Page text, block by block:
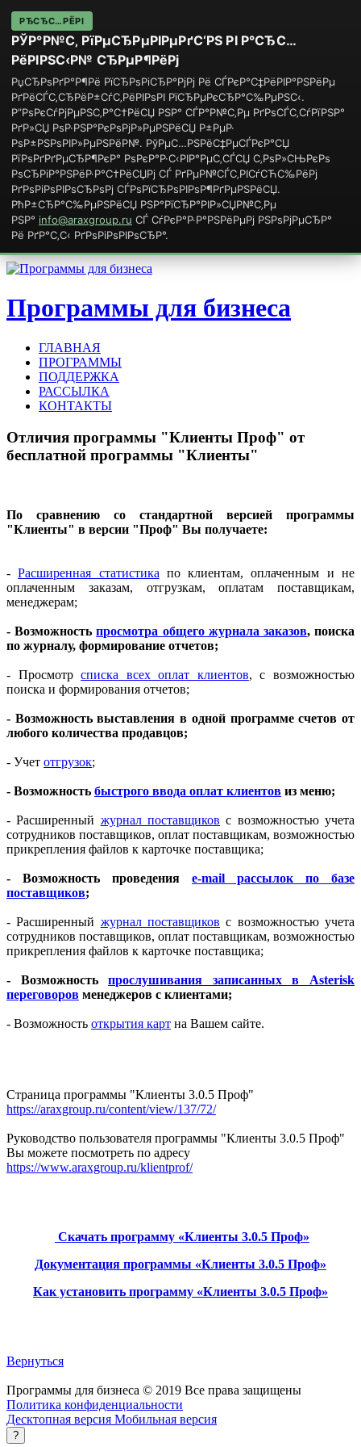
РЂСЂС…РЁРІ
РЎР°Р№С‚ РїРµСЂРµРІРµРґС‘РЅ РІ Р°СЂС…
РёРІРЅС‹Р№ СЂРµР¶РёРј
РџСЂРѕРґР°Р¶Рё РїСЂРѕРіСЂР°РјРј Рё СЃРєР°С‡РёРІР°РЅРёРµ
РґРёСЃС‚СЂРёР±СѓС‚РёРІРѕРІ РїСЂРµРєСЂР°С‰РµРЅС‹.
Р”РѕРєСѓРјРµРЅС‚Р°С†РёСЏ РЅР° СЃР°Р№С‚Рµ РґРѕСЃС‚СѓРїРЅР°
РґР»СЏ РѕР·РЅР°РєРѕРјР»РµРЅРёСЏ Р±РµР·
РѕР±РЅРѕРІР»РµРЅРёР№. РўРµС…РЅРёС‡РµСЃРєР°СЏ
РїРѕРґРґРµСЂР¶РєР° РѕРєР°Р·С‹РІР°РµС‚СЃСЏ С‚РѕР»СЊРєРѕ
РѕСЂРіР°РЅРёР·Р°С†РёСЏРј СЃ РґРµР№СЃС‚РІСѓСЋС‰РёРј
РґРѕРіРѕРІРѕСЂРѕРј СЃРѕРїСЂРѕРІРѕР¶РґРµРЅРёСЏ.
РћР±СЂР°С‰РµРЅРёСЏ РЅР°РїСЂР°РІР»СЏР№С‚Рµ
РЅР° info@araxgroup.ru СЃ СѓРєР°Р·Р°РЅРёРµРј РЅРѕРјРµСЂР°
Рё РґР°С‚С‹ РґРѕРіРѕРІРѕСЂР°.
Программы для бизнеса
ГЛАВНАЯ
ПРОГРАММЫ
ПОДДЕРЖКА
РАССЫЛКА
КОНТАКТЫ
Отличия программы "Клиенты Проф" от
бесплатной программы "Клиенты"
По сравнению со стандартной версией программы
"Клиенты" в версии "Проф" Вы получаете:
-Расширенная статистика по клиентам, оплаченным и не
оплаченным заказам, отгрузкам, оплатам поставщикам,
менеджерам;
- Возможностьпросмотра общего журнала заказов, поиска
по журналу, формирование отчетов;
- Просмотрсписка всех оплат клиентов, с возможностью
поиска и формирования отчетов;
- Возможность выставления в одной программе счетов от
любого количества продавцов;
- Учет отгрузок;
- Возможность быстрого ввода оплат клиентов из меню;
- Расширенный журнал поставщиков с возможностью учета
сотрудников поставщиков, оплат поставщикам, возможностью
прикрепления файлов к карточке поставщика;
- Возможность проведения e-mail рассылок по базе
поставщиков;
- Расширенный журнал поставщиков с возможностью учета
сотрудников поставщиков, оплат поставщикам, возможностью
прикрепления файлов к карточке поставщика;
- Возможностьпрослушивания записанных в Asterisk
переговоров менеджеров с клиентами;
- Возможность открытия карт на Вашем сайте.
Страница программы "Клиенты 3.0.5 Проф"
https://araxgroup.ru/content/view/137/72/
Руководство пользователя программы "Клиенты 3.0.5 Проф"
Вы можете посмотреть по адресу
https://www.araxgroup.ru/klientprof/
Скачать программу «Клиенты 3.0.5 Проф»
Документация программы «Клиенты 3.0.5 Проф»
Как установить программу «Клиенты 3.0.5 Проф»
Вернуться
Программы для бизнеса © 2019 Все права защищены
Политика конфиденциальности
Десктопная версия Мобильная версия
?